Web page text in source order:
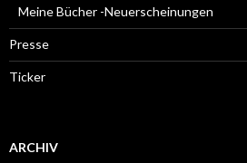
Meine Bücher -Neuerscheinungen
Presse
Ticker
ARCHIV